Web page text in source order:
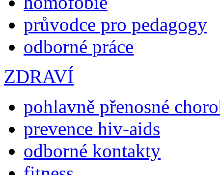
průvodce pro pedagogy
odborné práce
ZDRAVÍ
pohlavně přenosné
prevence hiv-aids
odborné kontakty